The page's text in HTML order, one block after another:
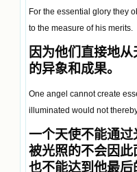
For the essential glory they
to the measure of his merits.
因为他们直接地
的异象和成果。
One angel cannot create
illuminated would not
一个天使不能通过
被光照的不会因
也不能达到他最后